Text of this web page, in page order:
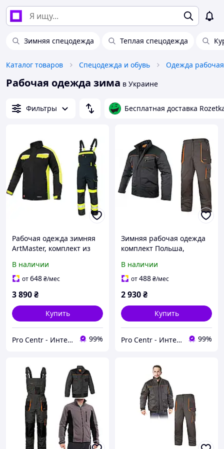
Зимняя спецодежда Теплая спецодежда
Каталог товаров Спецодежда и обувь Одежда рабочая
Рабочая одежда зима в Украине
Фильтры Бесплатная доставка
Рабочая одежда зимняя
ArtMaster, комплект из
CLASSIC-VIS SHORT,
рабочая униформа, роба
В наличии
от648₴/мес
3 890₴
Купить
Pro Centr - Интернет-магазин спецодежды, спецобуви и средств индивидуальной защиты 99%
Зимняя рабочая одежда
комплект Польша,
защитный спецодежда
В наличии
от488₴/мес
2 930₴
Купить
Pro Centr - Интернет-магазин спецодежды, спецобуви и средств индивидуальной защиты 99%